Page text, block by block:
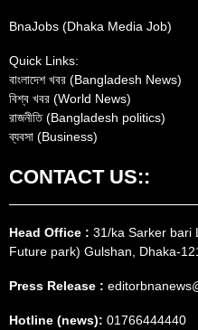
BnaJobs (Dhaka Media Job)
Quick Links:
বাংলাদেশ খবর (Bangladesh News)
বিশ্ব খবর (World News)
রাজনীতি (Bangladesh politics)
ব্যবসা (Business)
CONTACT US::
Head Office : 31/ka Sarker bari
Future park) Gulshan, Dhaka-
Press Release :
Hotline (news): 01766444440